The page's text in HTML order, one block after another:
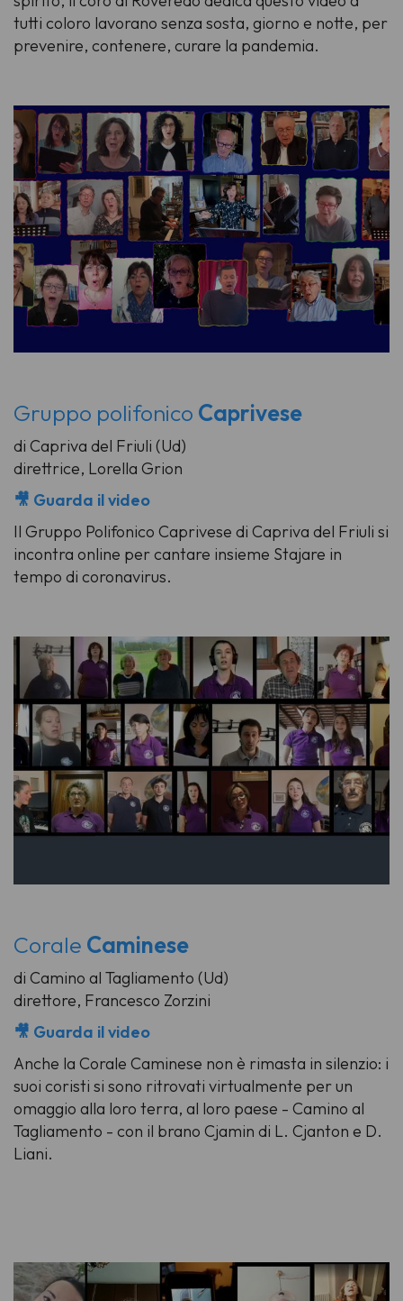
tutti coloro lavorano senza sosta, giorno e notte, per
prevenire, contenere, curare la pandemia.
Gruppo polifonico Caprivese
di Capriva del Friuli (Ud)
direttrice, Lorella Grion
🎥 Guarda il video
Il Gruppo Polifonico Caprivese di Capriva del Friuli si
incontra online per cantare insieme Stajare in
tempo di coronavirus.
Corale Caminese
di Camino al Tagliamento (Ud)
direttore, Francesco Zorzini
🎥 Guarda il video
Anche la Corale Caminese non è rimasta in silenzio: i
suoi coristi si sono ritrovati virtualmente per un
omaggio alla loro terra, al loro paese - Camino al
Tagliamento - con il brano Cjamin di L. Cjanton e D.
Liani.